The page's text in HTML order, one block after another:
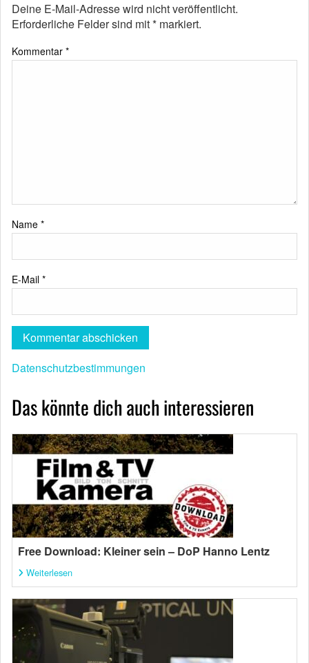
Deine E-Mail-Adresse wird nicht veröffentlicht.
Erforderliche Felder sind mit* markiert.
Kommentar *
Name *
E-Mail *
Datenschutzbestimmungen
Das könnte dich auch interessieren
Free Download: Kleiner sein – DoP Hanno Lentz
Weiterlesen